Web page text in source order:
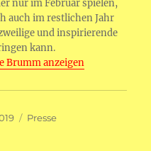
nur im Februar spielen,
auch im restlichen Jahr
und inspirierende
kann.
Brumm anzeigen
Kategorien
Presse